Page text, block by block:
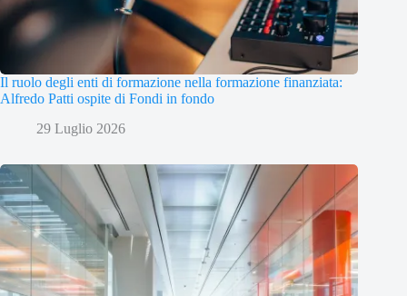
Il ruolo degli enti di formazione nella formazione finanziata:
Alfredo Patti ospite di Fondi in fondo
29 Luglio 2026